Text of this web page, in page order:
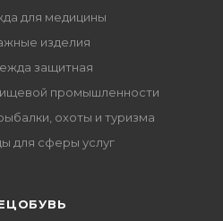
для медицины
изделия
защитная
промышленности
охоты и туризма
для сферы услуг